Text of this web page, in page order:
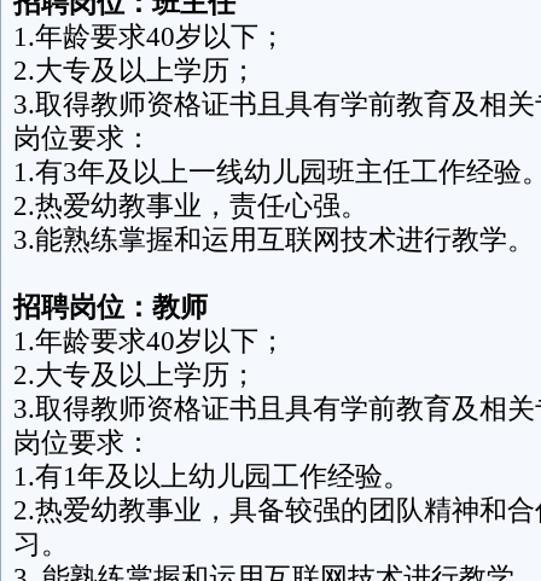
1.年龄要求40岁以下；
2.大专及以上学历；
3.取得教师资格证书且具有学前教育及相
岗位要求：
1.有3年及以上一线幼儿园班主任工作经验
2.热爱幼教事业，责任心强。
3.能熟练掌握和运用互联网技术进行教学。
招聘岗位：教师
1.年龄要求40岁以下；
2.大专及以上学历；
3.取得教师资格证书且具有学前教育及相
岗位要求：
1.有1年及以上幼儿园工作经验。
2.热爱幼教事业，具备较强的团队精神和
习。